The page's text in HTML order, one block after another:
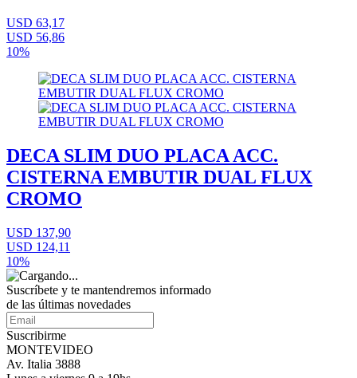
USD 63,17
USD 56,86
10%
DECA SLIM DUO PLACA ACC.
CISTERNA EMBUTIR DUAL FLUX
CROMO
USD 137,90
USD 124,11
10%
Suscríbete y te mantendremos informado
de las últimas novedades
Suscribirme
MONTEVIDEO
Av. Italia 3888